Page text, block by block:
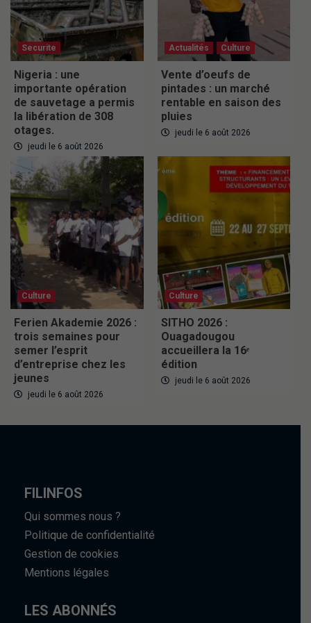
Securite
Nigeria : une
importante opération
de sauvetage a permis
la libération de 308
otages.
jeudi le 6 août 2026
Actualités Culture
Vente d’oeufs de
pintades : un marché
rentable en saison des
pluies
jeudi le 6 août 2026
Culture
Ferien Akademie 2026 :
trois semaines pour
semer l’esprit
d’entreprise chez les
jeunes
jeudi le 6 août 2026
Culture
SITHO 2026 :
Ouagadougou
accueillera la 16ᵉ
édition
jeudi le 6 août 2026
FILINFOS
Qui sommes nous ?
Politique de confidentialité
Gestion de cookies
Mentions légales
LES ABONNÉS